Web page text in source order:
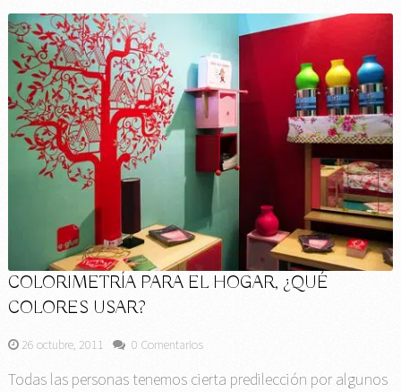
COLORIMETRÍA PARA EL HOGAR, ¿QUÉ
COLORES USAR?
26 octubre, 2011 0 Comentarios
Todas las personas tenemos cierta predilección por algunos